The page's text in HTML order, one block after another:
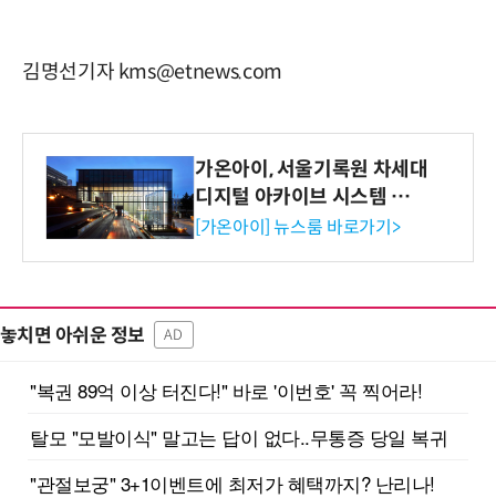
김명선기자 kms@etnews.com
가온아이, 서울기록원 차세대
디지털 아카이브 시스템 구축
수행
[가온아이] 뉴스룸 바로가기>
놓치면 아쉬운 정보 AD